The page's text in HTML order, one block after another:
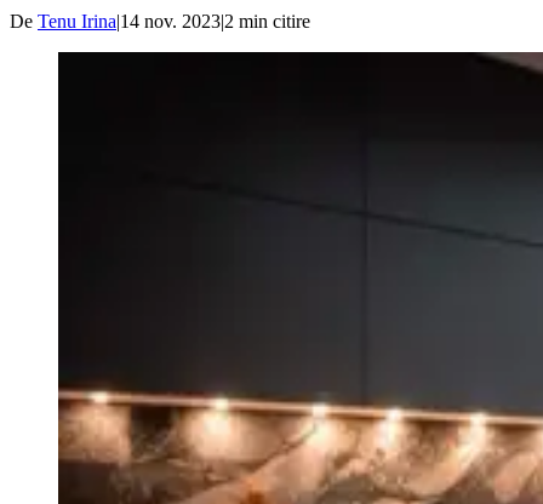
De Tenu Irina|14 nov. 2023|2 min citire